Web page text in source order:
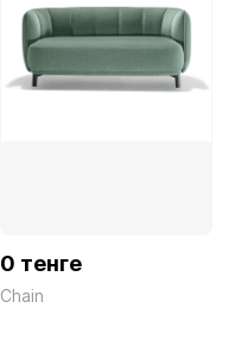
0 тенге
Chain